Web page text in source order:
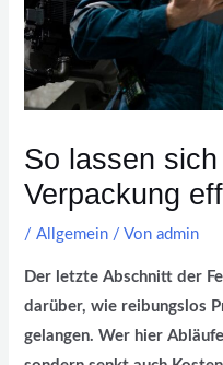
So lassen
Verpackung
/Allgemein / Vonadmin
Der letzte Abschnitt der
darüber, wie reibungslos
gelangen. Wer hier